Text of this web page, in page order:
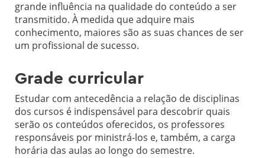
grande influência na qualidade do conteúdo a ser
transmitido. À medida que adquire mais
conhecimento, maiores são as suas chances de ser
um profissional de sucesso.
Grade curricular
Estudar com antecedência a relação de disciplinas
dos cursos é indispensável para descobrir quais
serão os conteúdos oferecidos, os professores
responsáveis por ministrá-los e, também, a carga
horária das aulas ao longo do semestre.